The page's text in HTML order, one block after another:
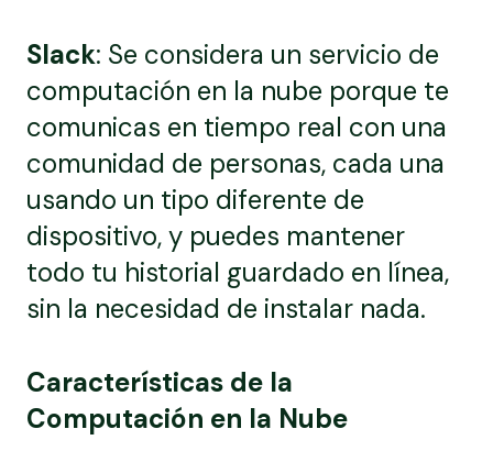
Slack: Se considera un servicio de
computación en la nube porque te
comunicas en tiempo real con una
comunidad de personas, cada una
usando un tipo diferente de
dispositivo, y puedes mantener
todo tu historial guardado en línea,
sin la necesidad de instalar nada.
Características de la
Computación en la Nube